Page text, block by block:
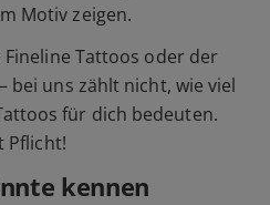
Motiv zeigen.
Fineline Tattoos oder der
bei uns zählt nicht, wie viel
für dich bedeuten.
Pflicht!
kennen